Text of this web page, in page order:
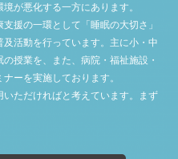
が悪化する一方にあります。
援の一環として「睡眠の大切さ」
活動を行っています。主に小・中
授業を、また、病院・福祉施設・
ーを実施しております。
ただければと考えています。まず